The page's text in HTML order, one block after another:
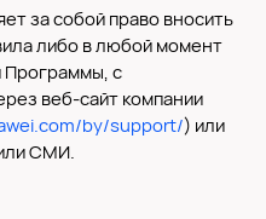
за собой право вносить
либо в любой момент
Программы, с
веб-сайт компании
by/support/) или
СМИ.